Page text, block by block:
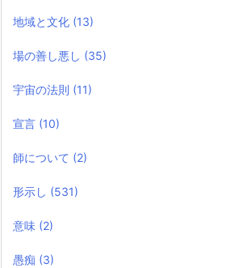
地域と文化 (13)
場の善し悪し (35)
宇宙の法則 (11)
宣言 (10)
師について (2)
形示し (531)
意味 (2)
愚痴 (3)